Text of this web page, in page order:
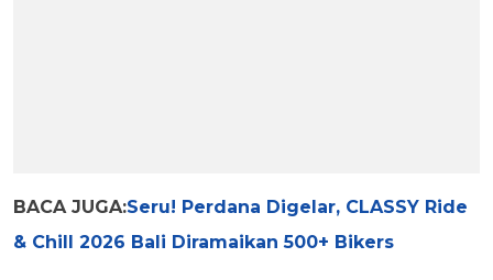
BACA JUGA:Seru! Perdana Digelar, CLASSY Ride
& Chill 2026 Bali Diramaikan 500+ Bikers